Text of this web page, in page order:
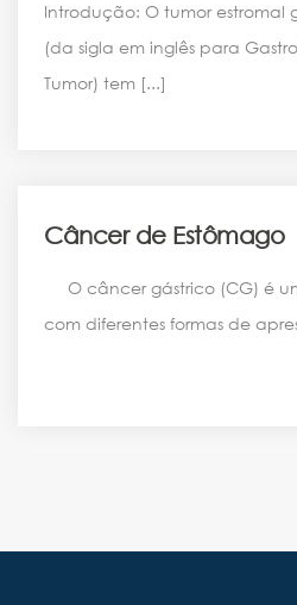
Introdução: O tumor estromal
(da sigla em inglês para
Tumor) tem [...]
Câncer de Estômago
O câncer gástrico (CG) é
com diferentes formas de